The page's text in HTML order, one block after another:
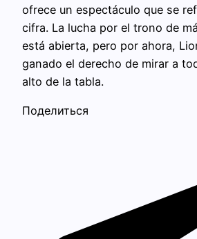
ofrece un espectáculo que se
cifra. La lucha por el trono de
está abierta, pero por ahora,
ganado el derecho de mirar a
alto de la tabla.
Поделиться